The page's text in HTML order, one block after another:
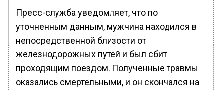
Пресс-служба уведомляет, что по
уточненным данным, мужчина находился в
непосредственной близости от
железнодорожных путей и был сбит
проходящим поездом. Полученные травмы
оказались смертельными, и он скончался на